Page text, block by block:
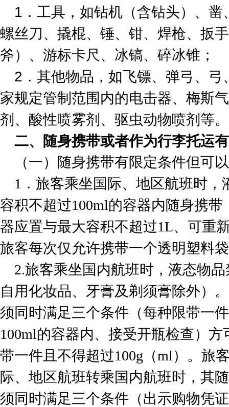
1．工具，如钻机（含钻头）、
螺丝刀、撬棍、锤、钳、焊枪、扳
斧）、游标卡尺、冰镐、碎冰锥；
2．其他物品，如飞镖、弹弓、
家规定管制范围内的电击器、梅斯
剂、酸性喷雾剂、驱虫动物喷剂等。
二、随身携带或者作为行李托运
（一）随身携带有限定条件但可
1．旅客乘坐国际、地区航班时
容积不超过100ml的容器内随身携
器应置与最大容积不超过1L、可重
旅客每次仅允许携带一个透明塑料
2.旅客乘坐国内航班时，液态物
自用化妆品、牙膏及剃须膏除外）
须同时满足三个条件（每种限带一
100ml的容器内、接受开瓶检查）
带一件且不得超过100g（ml）。旅
际、地区航班转乘国内航班时，其
须同时满足三个条件（出示购物凭